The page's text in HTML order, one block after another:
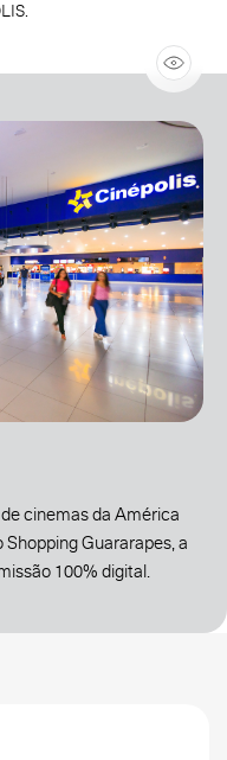
cinemas da América
Guararapes, a
100% digital.